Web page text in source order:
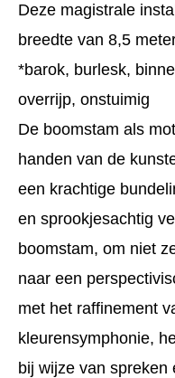
Deze magistrale
breedte van 8,5
*barok, burlesk,
overrijp, onstuimig
De boomstam als
handen van de
een krachtige
en sprookjesachtig
boomstam, om niet
naar een
met het raffinement
kleurensymphonie,
bij wijze van spreken